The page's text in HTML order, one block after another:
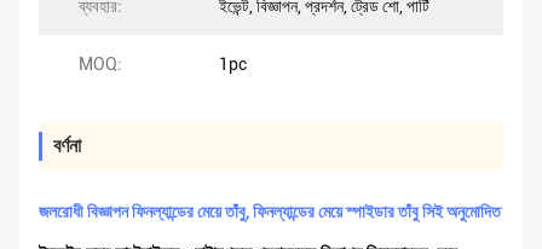
ব্যবহার: ইভেন্ট, বিজ্ঞাপন, প্রদর্শন, ট্রেড শো, পার্টি
MOQ: 1pc
বর্ণনা
জলরোধী বিজ্ঞাপন ফিনল্যান্ডের মেয়ে তাঁবু, ফিনল্যান্ডের মেয়ে স্পাইডার তাঁবু সিই অনুমোদিত